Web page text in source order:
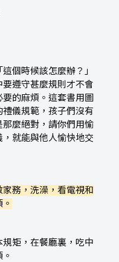
個時候該怎麼辦？」
遵守甚麼規則才不會
的麻煩。這套書用圖
儀規範，孩子們沒有
麼絕對，請你們用愉
就能與他人愉快地交
務，洗澡，看電視和
矩，在餐廳裏，吃中